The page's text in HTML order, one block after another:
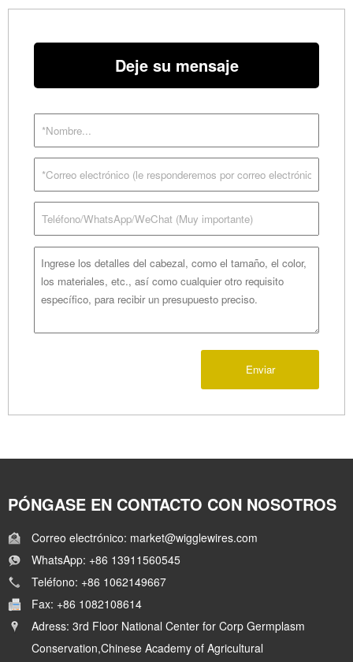
Deje su mensaje
Enviar
PÓNGASE EN CONTACTO CON NOSOTROS
Correo electrónico: market@wigglewires.com
WhatsApp: +86 13911560545
Teléfono: +86 1062149667
Fax: +86 1082108614
Adress: 3rd Floor National Center for Corp Germplasm
Conservation,Chinese Academy of Agricultural